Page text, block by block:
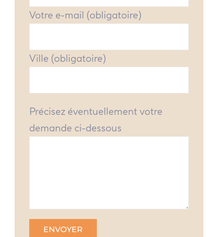
Votre e-mail (obligatoire)
Ville (obligatoire)
Précisez éventuellement votre
demande ci-dessous